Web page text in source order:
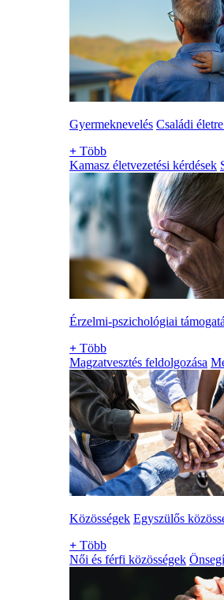
Gyermeknevelés Családi
+ Több
Kamasz életvezetési kérdések
Érzelmi-pszichológiai
+ Több
Magzatvesztés feldolgozása
Közösségek Egyszülős
+ Több
Női és férfi közösségek